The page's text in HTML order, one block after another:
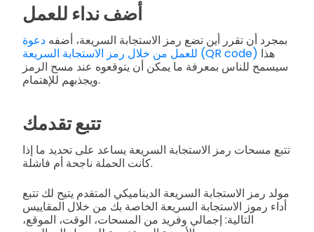
أضف نداء للعمل
بمجرد أن تقرر أين تضع رمز الاستجابة السريعة، أضفه دعوة
للعمل من خلال رمز الاستجابة السريعة (QR code)
سيسمح للناس بمعرفة ما يمكن أن يتوقعوه عند مسح الرمز
ويجذبهم للإهتمام.
تتبع تقدمك
تتبع مسحات رمز الاستجابة السريعة يساعد على تحديد ما إذا
كانت الحملة ناجحة أم فاشلة.
مولد رمز الاستجابة السريعة الديناميكي المتقدم يتيح لك تتبع
أداء رموز الاستجابة السريعة الخاصة بك من خلال المقاييس
التالية: إجمالي وفريد من المسحات، الوقت، الموقع،